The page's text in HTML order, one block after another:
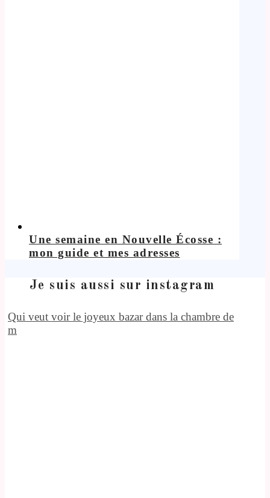
Une semaine en Nouvelle Écosse :
mon guide et mes adresses
Je suis aussi sur instagram
Qui veut voir le joyeux bazar dans la chambre de
m